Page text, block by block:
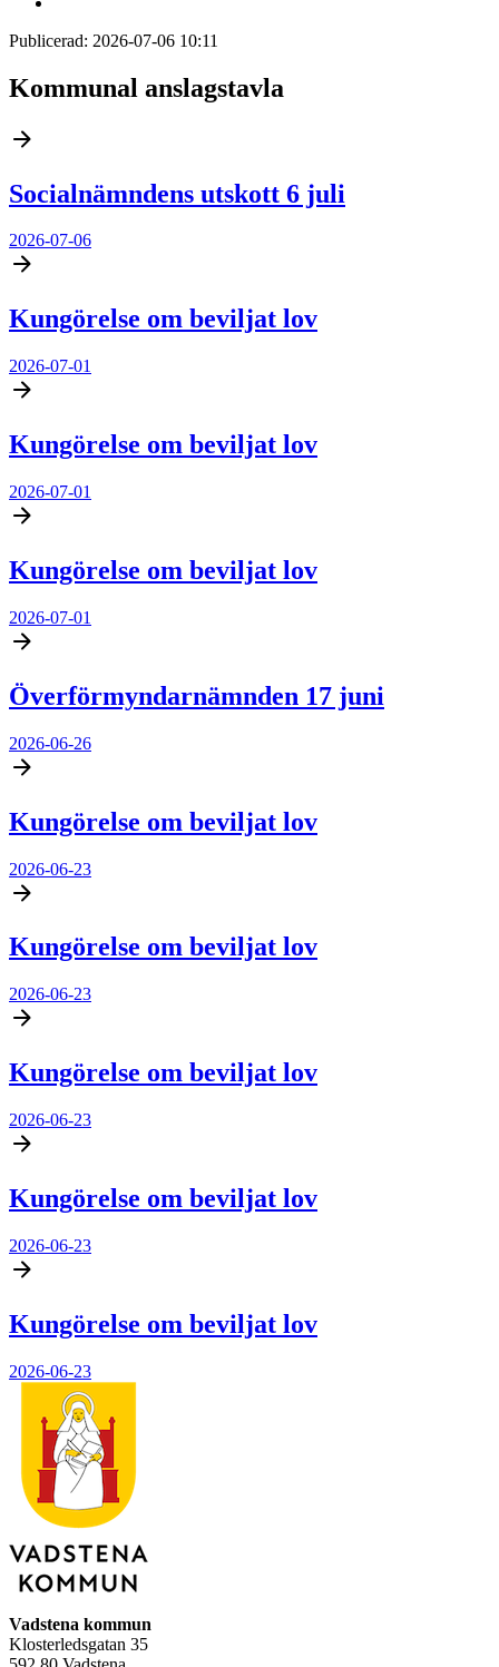
Publicerad: 2026-07-06 10:11
Kommunal anslagstavla
Socialnämndens utskott 6 juli
2026-07-06
Kungörelse om beviljat lov
2026-07-01
Kungörelse om beviljat lov
2026-07-01
Kungörelse om beviljat lov
2026-07-01
Överförmyndarnämnden 17 juni
2026-06-26
Kungörelse om beviljat lov
2026-06-23
Kungörelse om beviljat lov
2026-06-23
Kungörelse om beviljat lov
2026-06-23
Kungörelse om beviljat lov
2026-06-23
Kungörelse om beviljat lov
2026-06-23
Vadstena kommun
Klosterledsgatan 35